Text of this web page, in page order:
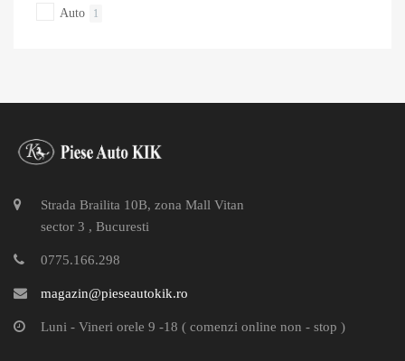
Auto 1
Strada Brailita 10B, zona Mall Vitan
sector 3 , Bucuresti
0775.166.298
magazin@pieseautokik.ro
Luni - Vineri orele 9 -18 ( comenzi online non - stop )